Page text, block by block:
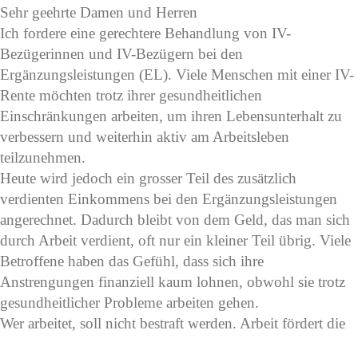
Sehr geehrte Damen und Herren
Ich fordere eine gerechtere Behandlung von IV-
Bezügerinnen und IV-Bezügern bei den
Ergänzungsleistungen (EL). Viele Menschen mit einer IV-
Rente möchten trotz ihrer gesundheitlichen
Einschränkungen arbeiten, um ihren Lebensunterhalt zu
verbessern und weiterhin aktiv am Arbeitsleben
teilzunehmen.
Heute wird jedoch ein grosser Teil des zusätzlich
verdienten Einkommens bei den Ergänzungsleistungen
angerechnet. Dadurch bleibt von dem Geld, das man sich
durch Arbeit verdient, oft nur ein kleiner Teil übrig. Viele
Betroffene haben das Gefühl, dass sich ihre
Anstrengungen finanziell kaum lohnen, obwohl sie trotz
gesundheitlicher Probleme arbeiten gehen.
Wer arbeitet, soll nicht bestraft werden. Arbeit fördert die